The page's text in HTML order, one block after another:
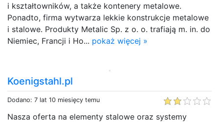
i kształtowników, a także kontenery metalowe.
Ponadto, firma wytwarza lekkie konstrukcje metalowe
i stalowe. Produkty Metalic Sp. z o. o. trafiają m. in. do
Niemiec, Francji i Ho... pokaż więcej »
Koenigstahl.pl
Dodano: 7 lat 10 miesięcy temu
Nasza oferta na elementy stalowe oraz systemy